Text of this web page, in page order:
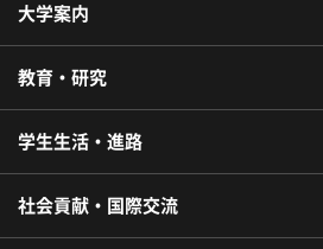
大学案内
教育・研究
学生生活・進路
社会貢献・国際交流